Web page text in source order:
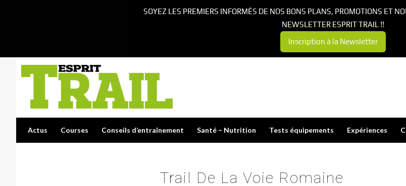
Actus Courses Conseils d’entraînement Santé – Nutrition Tests équipements Expériences
Trail De La Voie Romaine
SOYEZ LES PREMIERS INFORMÉS DE NOS BONS PLANS, PROMOTIONS ET
NEWSLETTER ESPRIT TRAIL !!
Inscription à la Newsletter